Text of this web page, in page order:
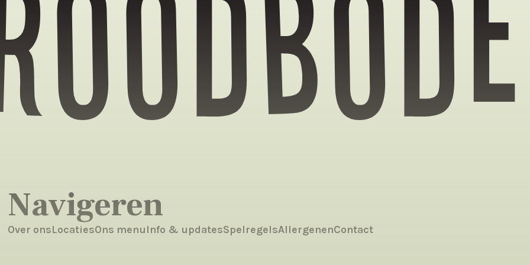
Navigeren
Over onsLocatiesOns menuInfo & updatesSpelregelsAllergenenContact